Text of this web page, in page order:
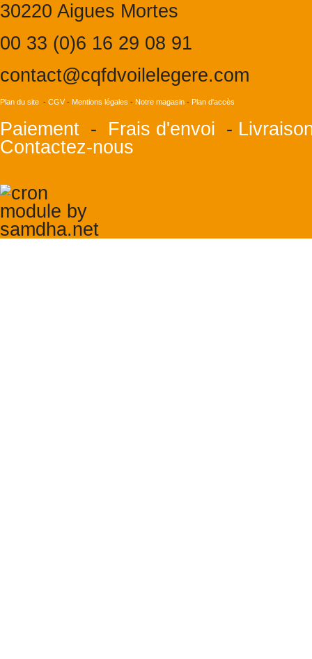
30220 Aigues Mortes
00 33 (0)6 16 29 08 91
contact@cqfdvoilelegere.com
Plan du site - CGV- Mentions légales - Notre magasin - Plan d'accès
Paiement - Frais d'envoi -
Contactez-nous